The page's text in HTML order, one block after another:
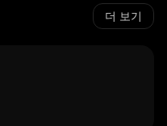
더 보기